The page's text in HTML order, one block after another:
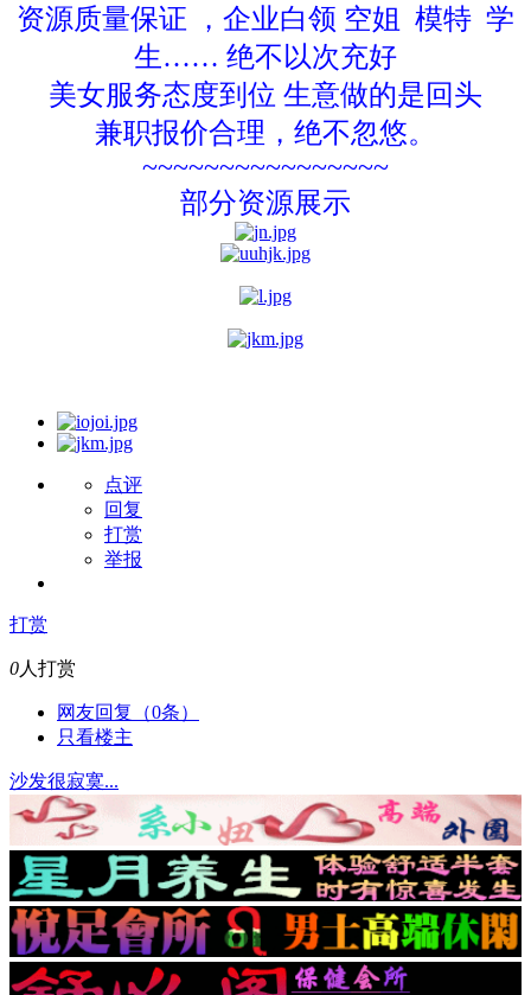
资源质量保证 ，企业白领 空姐 模特 学
生…… 绝不以次充好
美女服务态度到位 生意做的是回头
兼职报价合理，绝不忽悠。
~~~~~~~~~~~~~~~~
部分资源展示
点评
回复
打赏
举报
打赏
0人打赏
网友回复（0条）
只看楼主
沙发很寂寞...